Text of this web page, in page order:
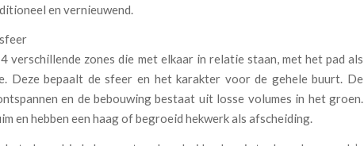
en vernieuwend.
verschillende zones die met elkaar in relatie staan, met het pad als
Deze bepaalt de sfeer en het karakter voor de gehele buurt. De
en de bebouwing bestaat uit losse volumes in het groen.
en hebben een haag of begroeid hekwerk als afscheiding.